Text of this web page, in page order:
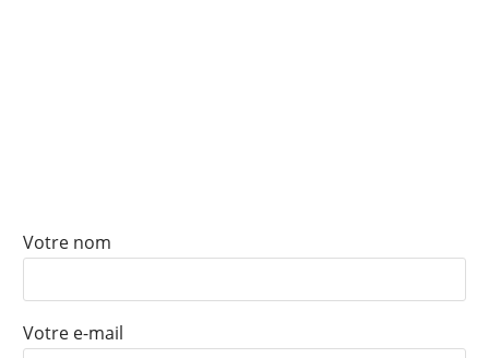
Votre nom
Votre e-mail